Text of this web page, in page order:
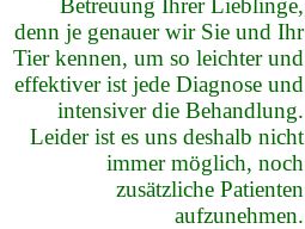
Betreuung Ihrer Lieblinge,
denn je genauer wir Sie und Ihr
Tier kennen, um so leichter und
effektiver ist jede Diagnose und
intensiver die Behandlung.
Leider ist es uns deshalb nicht
immer möglich, noch
zusätzliche Patienten
aufzunehmen.